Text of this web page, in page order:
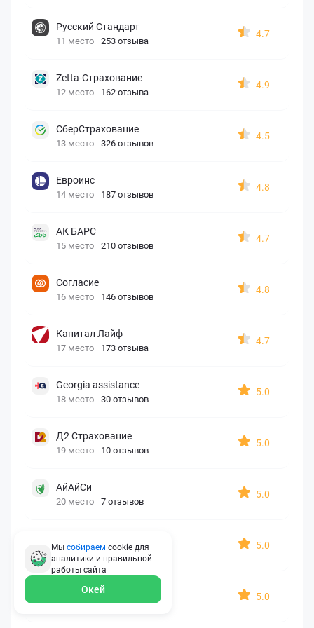
Русский Стандарт
11 место 253 отзыва
4.7
Zetta-Страхование
12 место 162 отзыва
4.9
СберСтрахование
13 место 326 отзывов
4.5
Евроинс
14 место 187 отзывов
4.8
АК БАРС
15 место 210 отзывов
4.7
Согласие
16 место 146 отзывов
4.8
Капитал Лайф
17 место 173 отзыва
4.7
Georgia assistance
18 место 30 отзывов
5.0
Д2 Страхование
19 место 10 отзывов
5.0
АйАйСи
20 место 7 отзывов
5.0
21 место 6 отзывов
5.0
ERGO AXA
22 место 2 отзыва
5.0
Мы собираем cookie для
аналитики и правильной
работы сайта
Окей